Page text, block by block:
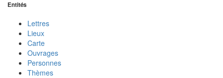
Entités
Lettres
Lieux
Carte
Ouvrages
Personnes
Thèmes